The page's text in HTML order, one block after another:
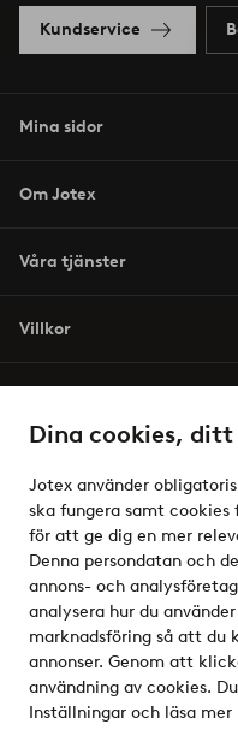
Dina cookies,
Jotex använder
ska fungera samt cookies
för att ge dig en mer
Denna persondatan och
annons- och
analysera hur du
marknadsföring så att du
annonser. Genom att
användning av cookies.
Inställningar och läsa mer
Kundservice
Mina sidor
Om Jotex
Våra tjänster
Villkor
Säkra betalningar -
Vill du veta mer
elpy